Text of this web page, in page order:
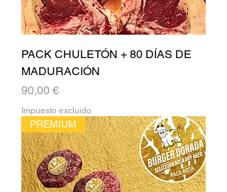
PACK CHULETÓN + 80 DÍAS DE
MADURACIÓN
Precio
90,00 €
Impuesto excluido
PREMIUM